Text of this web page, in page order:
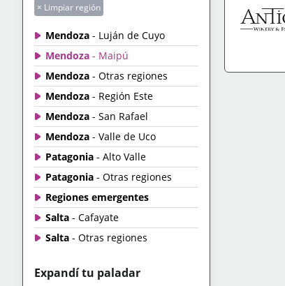
× Limpiar región
Mendoza - Luján de Cuyo
Mendoza - Maipú
Mendoza - Otras regiones
Mendoza - Región Este
Mendoza - San Rafael
Mendoza - Valle de Uco
Patagonia - Alto Valle
Patagonia - Otras regiones
Regiones emergentes
Salta - Cafayate
Salta - Otras regiones
Expandí tu paladar